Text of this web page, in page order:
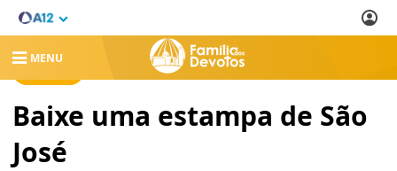
MENU
Baixe uma estampa de São
José